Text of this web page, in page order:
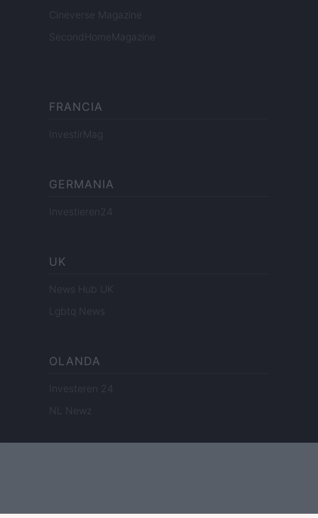
Cineverse Magazine
SecondHomeMagazine
FRANCIA
InvestirMag
GERMANIA
Investieren24
UK
News Hub UK
Lgbtq News
OLANDA
Investeren 24
NL Newz